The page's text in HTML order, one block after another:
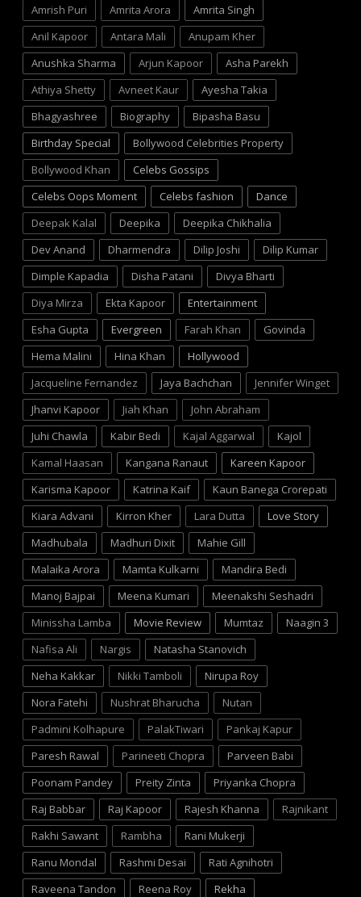
Amrish Puri Amrita Arora
Amrita Singh
Anil Kapoor
Antara Mali
Anupam Kher
Anushka Sharma
Arjun Kapoor
Asha Parekh
Athiya Shetty
Avneet Kaur
Ayesha Takia
Bhagyashree
Biography
Bipasha Basu
Birthday Special
Bollywood Celebrities Property
Bollywood Khan
Celebs Gossips
Celebs Oops Moment
Celebs fashion
Dance
Deepak Kalal
Deepika
Deepika Chikhalia
Dev Anand
Dharmendra Dilip Joshi
Dilip Kumar
Dimple Kapadia
Disha Patani
Divya Bharti
Diya Mirza
Ekta Kapoor
Entertainment
Esha Gupta
Evergreen Farah Khan
Govinda
Hema Malini
Hina Khan
Hollywood
Jacqueline Fernandez
Jaya Bachchan
Jennifer Winget
Jhanvi Kapoor
Jiah Khan
John Abraham
Juhi Chawla
Kabir Bedi Kajal Aggarwal
Kajol
Kamal Haasan
Kangana Ranaut
Kareen Kapoor
Karisma Kapoor
Katrina Kaif
Kaun Banega Crorepati
Kiara Advani
Kirron Kher Lara Dutta
Love Story
Madhubala
Madhuri Dixit
Mahie Gill
Malaika Arora
Mamta Kulkarni
Mandira Bedi
Manoj Bajpai
Meena Kumari
Meenakshi Seshadri
Minissha Lamba
Movie Review Mumtaz
Naagin 3
Nafisa Ali
Nargis
Natasha Stanovich
Neha Kakkar
Nikki Tamboli
Nirupa Roy
Nora Fatehi
Nushrat Bharucha
Nutan
Padmini Kolhapure
PalakTiwari
Pankaj Kapur
Paresh Rawal
Parineeti Chopra
Parveen Babi
Poonam Pandey
Preity Zinta
Priyanka Chopra
Raj Babbar
Raj Kapoor Rajesh Khanna
Rajnikant
Rakhi Sawant
Rambha
Rani Mukerji
Ranu Mondal
Rashmi Desai
Rati Agnihotri
Raveena Tandon
Reena Roy
Rekha